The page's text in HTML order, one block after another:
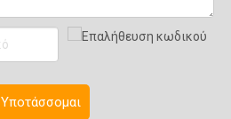
Υποτάσσομαι